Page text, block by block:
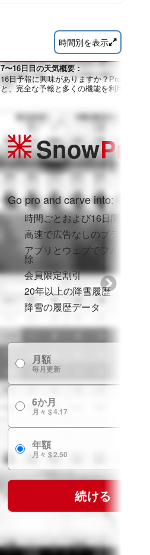
時間別を表示
7〜16日目の天気概要：
16日予報に興味がありますか？Proメンバ
と、完全な予報と多くの機能を利用できま
SnowPro
Go pro and carve into:
時間ごとおよび16日間の降
高速で広告なしのブラウジン
アプリとウェブでフルアク
除
会員限定割引
20年以上の降雪履歴
降雪の履歴データ
月額
毎月更新
6か月
月々 $ 4.17
年額
月々 $ 2.50
続ける